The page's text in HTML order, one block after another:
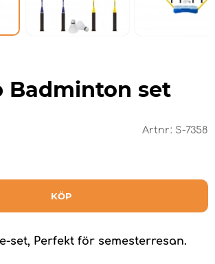
Badminton set
Artnr: S-7358
KÖP
set, Perfekt för semesterresan.